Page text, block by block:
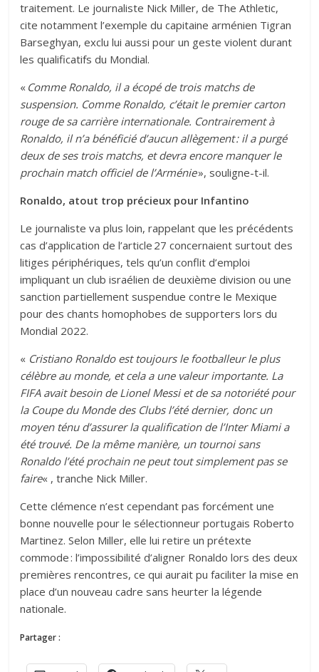
traitement. Le journaliste Nick Miller, de The Athletic,
cite notamment l’exemple du capitaine arménien Tigran
Barseghyan, exclu lui aussi pour un geste violent durant
les qualificatifs du Mondial.
« Comme Ronaldo, il a écopé de trois matchs de
suspension. Comme Ronaldo, c’était le premier carton
rouge de sa carrière internationale. Contrairement à
Ronaldo, il n’a bénéficié d’aucun allègement : il a purgé
deux de ses trois matchs, et devra encore manquer le
prochain match officiel de l’Arménie», souligne-t-il.
Ronaldo, atout trop précieux pour Infantino
Le journaliste va plus loin, rappelant que les précédents
cas d’application de l’article 27 concernaient surtout des
litiges périphériques, tels qu’un conflit d’emploi
impliquant un club israélien de deuxième division ou une
sanction partiellement suspendue contre le Mexique
pour des chants homophobes de supporters lors du
Mondial 2022.
« Cristiano Ronaldo est toujours le footballeur le plus
célèbre au monde, et cela a une valeur importante. La
FIFA avait besoin de Lionel Messi et de sa notoriété pour
la Coupe du Monde des Clubs l’été dernier, donc un
moyen ténu d’assurer la qualification de l’Inter Miami a
été trouvé. De la même manière, un tournoi sans
Ronaldo l’été prochain ne peut tout simplement pas se
faire« , tranche Nick Miller.
Cette clémence n’est cependant pas forcément une
bonne nouvelle pour le sélectionneur portugais Roberto
Martinez. Selon Miller, elle lui retire un prétexte
commode : l’impossibilité d’aligner Ronaldo lors des deux
premières rencontres, ce qui aurait pu faciliter la mise en
place d’un nouveau cadre sans heurter la légende
nationale.
Partager :